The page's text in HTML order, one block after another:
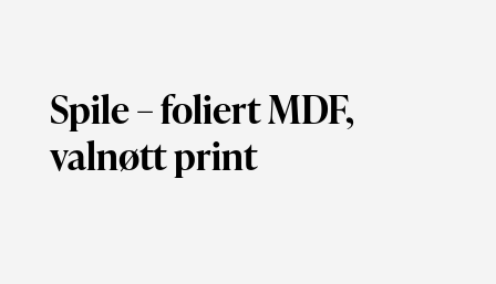
Spile – foliert MDF,
valnøtt print